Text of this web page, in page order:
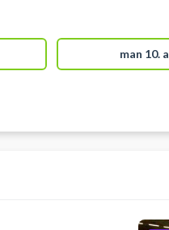
man 10.